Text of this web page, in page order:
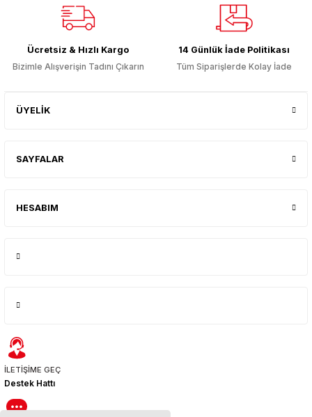
Ücretsiz & Hızlı Kargo
Bizimle Alışverişin Tadını Çıkarın
14 Günlük İade Politikası
Tüm Siparişlerde Kolay İade
ÜYELİK
SAYFALAR
HESABIM
İLETİŞİME GEÇ
Destek Hattı